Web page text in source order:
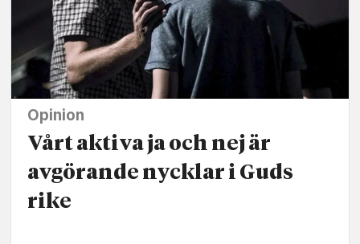
Opinion
Vårt aktiva ja och nej är
avgörande nycklar i Guds
rike